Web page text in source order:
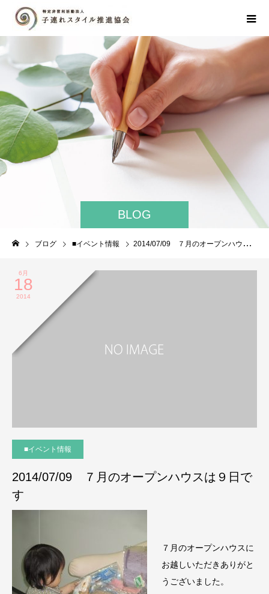
BLOG
ブログ ■イベント情報 2014/07/09 ７月のオープンハウスは９日です
6月
18
2014
■イベント情報
2014/07/09 ７月のオープンハウスは９日で
す
７月のオープンハウスに
お越しいただきありがと
うございました。